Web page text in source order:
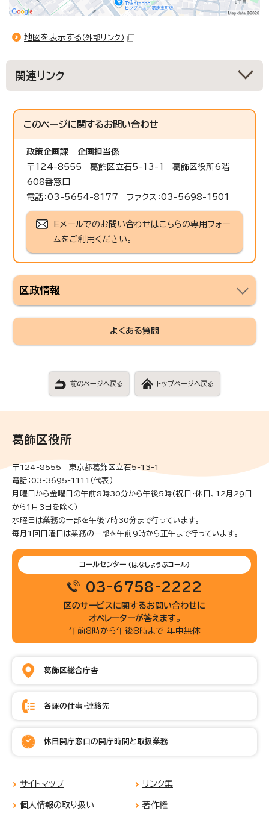
地図を表示する （外部リンク）
関連リンク
このページに関するお問い合わせ
政策企画課
企画担当係
〒124-8555 葛飾区立石5-13-1 葛飾区役所6階
608番窓口
電話：03-5654-8177 ファクス：03-5698-1501
Eメールでのお問い合わせはこちらの専用フォー
ムをご利用ください。
区政情報
よくある質問
前のページへ戻る トップページへ戻る
葛飾区役所
〒124-8555 東京都葛飾区立石5-13-1
電話：03-3695-1111（代表）
月曜日から金曜日の午前8時30分から午後5時(祝日・休日、12月29日
から1月3日を除く)
水曜日は業務の一部を午後7時30分まで行っています。
毎月1回日曜日は業務の一部を午前9時から正午まで行っています。
コールセンター (はなしょうぶコール)
03-6758-2222
区のサービスに関するお問い合わせに
オペレーターが答えます。
午前8時から午後8時まで 年中無休
葛飾区総合庁舎
各課の仕事・連絡先
休日開庁窓口の開庁時間と取扱業務
サイトマップ リンク集
個人情報の取り扱い 著作権